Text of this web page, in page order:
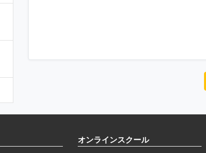
オンラインスクール